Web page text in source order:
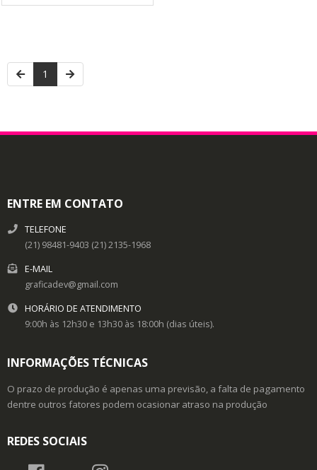
1
ENTRE EM CONTATO
TELEFONE
(21) 98481-9403 (21) 2135-1968
E-MAIL
graficadev@gmail.com
HORÁRIO DE ATENDIMENTO
9:00h às 12h30 e 13h30 às 18:00h (dias úteis).
INFORMAÇÕES TÉCNICAS
O prazo de produção é apenas uma previsão, a falta de pagamento
dentre outros fatores podem ocasionar atraso na produção
REDES SOCIAIS